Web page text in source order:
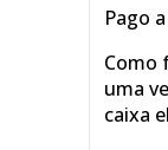
Pago
Como
uma
caixa